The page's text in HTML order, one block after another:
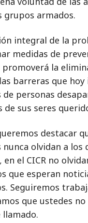
grupos armados.
integral de la
medidas de
la
barreras que
personas
sus seres
destacar
olvidan a los
en el CICR no
que esperan
Seguiremos
que ustedes
llamado.